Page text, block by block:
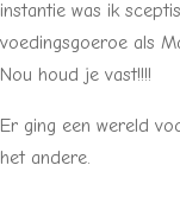
instantie was ik
voedingsgoeroe als
Nou houd je vast!!!!
Er ging een wereld
het andere.